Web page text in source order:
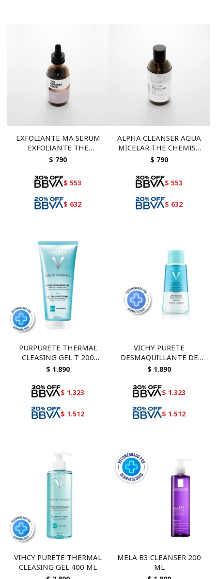
EXFOLIANTE MA SERUM
EXFOLIANTE THE
CHEMIST LOOK 30 ML
$ 790
$ 553
$ 632
ALPHA CLEANSER AGUA
MICELAR THE CHEMIST
LOOK 120 ML
$ 790
$ 553
$ 632
PURPURETE THERMAL
CLEASING GEL T 200
MLETE
$ 1.890
$ 1.323
$ 1.512
VICHY PURETE
DESMAQUILLANTE DE
OJOS BIFASICO 100 ML
$ 1.890
$ 1.323
$ 1.512
VIHCY PURETE THERMAL
CLEASING GEL 400 ML
MELA B3 CLEANSER 200
ML